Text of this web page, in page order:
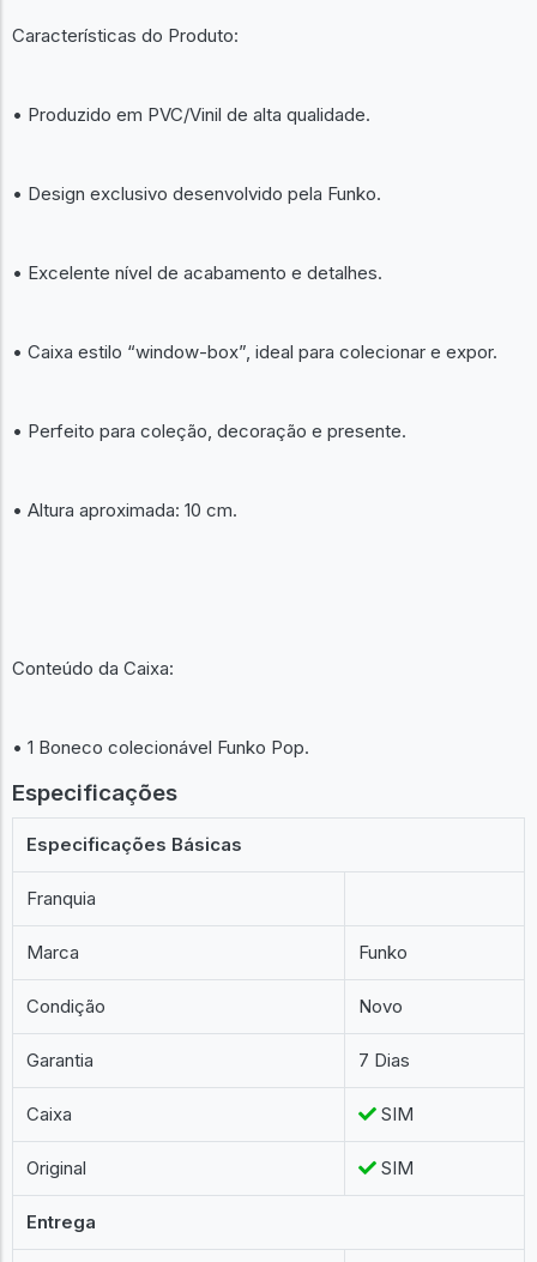
Características do Produto:
• Produzido em PVC/Vinil de alta qualidade.
• Design exclusivo desenvolvido pela Funko.
• Excelente nível de acabamento e detalhes.
• Caixa estilo “window-box”, ideal para colecionar e expor.
• Perfeito para coleção, decoração e presente.
• Altura aproximada: 10 cm.
Conteúdo da Caixa:
• 1 Boneco colecionável Funko Pop.
Especificações
Especificações Básicas
Franquia
Marca Funko
Condição Novo
Garantia 7 Dias
Caixa SIM
Original SIM
Entrega